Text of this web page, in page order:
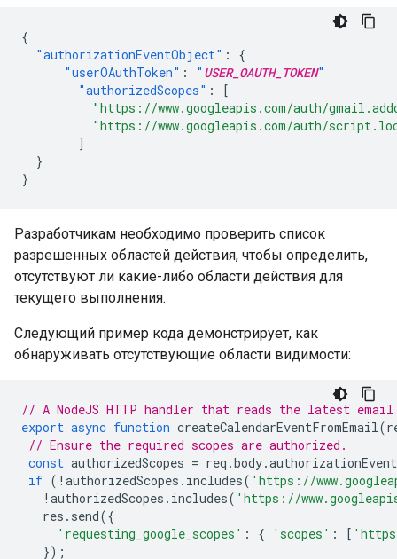
{
"authorizationEventObject" :
{
"userOAuthToken" : " USER_OAUTH_TOKEN"
"authorizedScopes" :
[
"https://www.googleapis.com/auth/
"https://www.googleapis.com/auth/
]
}
}
Разработчикам необходимо проверить список
разрешенных областей действия, чтобы определить,
отсутствуют ли какие-либо области действия для
текущего выполнения.
Следующий пример кода демонстрирует, как
обнаруживать отсутствующие области видимости:
// A NodeJS HTTP handler that reads the latest
export async function createCalendarEventFromEmail(
// Ensure the required scopes are authorized.
const authorizedScopes = req .body.
if ( ! authorizedScopes . includes( 'https://
! authorizedScopes . includes( 'https://
res . send({
'requesting_google_scopes' : { 'scopes' : [
});